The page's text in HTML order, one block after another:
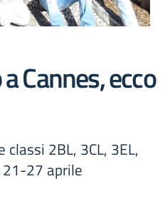
Cannes, ecco
2BL, 3CL, 3EL,
21-27 aprile